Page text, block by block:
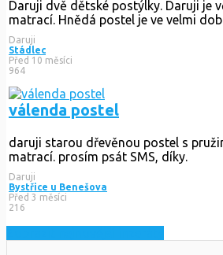
Daruji dvě dětské postýlky. Daruji je
matrací. Hnědá postel je ve velmi
Daruji
Stádlec
Před 10 měsíci
964
válenda postel
daruji starou dřevěnou postel s
matrací. prosím psát SMS, díky.
Daruji
Bystřice u Benešova
Před 3 měsíci
216